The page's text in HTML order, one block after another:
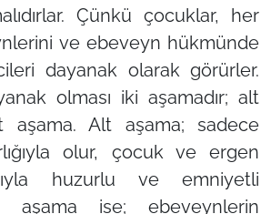
Çünkü çocuklar, her
ve ebeveyn hükmünde
dayanak olarak görürler.
olması iki aşamadır; alt
aşama. Alt aşama; sadece
olur, çocuk ve ergen
huzurlu ve emniyetli
aşama ise; ebeveynlerin